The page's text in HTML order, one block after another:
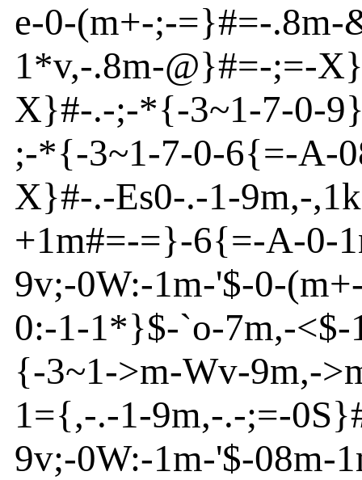
e-0-(m+-;-=}#=-.8m-
1*v,-.8m-@}#=-;=-
X}#-.-;-*{-3~1-7-0-
;-*{-3~1-7-0-6{=-A-
X}#-.-Es0-.-1-9m,-
+1m#=-=}-6{=-A-0-
9v;-0W:-1m-'$-0-(m+
0:-1-1*}$-`o-7m,-<$-
{-3~1->m-Wv-9m,->
1={,-.-1-9m,-.-;=-0S}
9v;-0W:-1m-'$-08m-